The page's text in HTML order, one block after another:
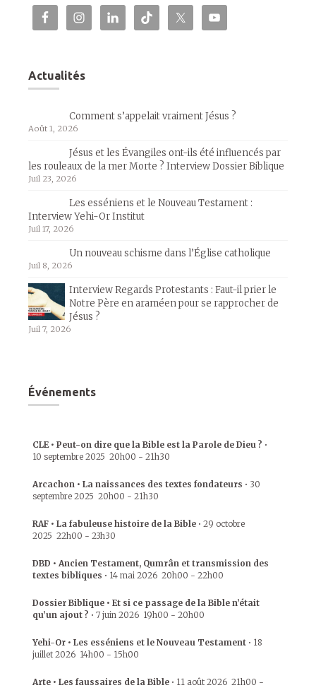
Actualités
Comment s’appelait vraiment Jésus ?
Août 1, 2026
Jésus et les Évangiles ont-ils été influencés par
les rouleaux de la mer Morte ? Interview Dossier Biblique
Juil 23, 2026
Les esséniens et le Nouveau Testament :
Interview Yehi-Or Institut
Juil 17, 2026
Un nouveau schisme dans l’Église catholique
Juil 8, 2026
Interview Regards Protestants : Faut-il prier le
Notre Père en araméen pour se rapprocher de
Jésus ?
Juil 7, 2026
Événements
CLE • Peut-on dire que la Bible est la Parole de Dieu ? •
10 septembre 2025 20h00 - 21h30
Arcachon • La naissances des textes fondateurs • 30
septembre 2025 20h00 - 21h30
RAF • La fabuleuse histoire de la Bible • 29 octobre
2025 22h00 - 23h30
DBD • Ancien Testament, Qumrân et transmission des
textes bibliques • 14 mai 2026 20h00 - 22h00
Dossier Biblique • Et si ce passage de la Bible n’était
qu’un ajout ? • 7 juin 2026 19h00 - 20h00
Yehi-Or • Les esséniens et le Nouveau Testament • 18
juillet 2026 14h00 - 15h00
Arte • Les faussaires de la Bible • 11 août 2026 21h00 -